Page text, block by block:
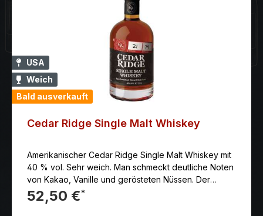
USA
Weich
Bald ausverkauft
Cedar Ridge Single Malt Whiskey
Amerikanischer Cedar Ridge Single Malt Whiskey mit
40 % vol. Sehr weich. Man schmeckt deutliche Noten
von Kakao, Vanille und gerösteten Nüssen. Der
Abgang ist Mittellang, mit einer angenehmen Würze,
die an Eichenholz erinnert.
52,50 €*